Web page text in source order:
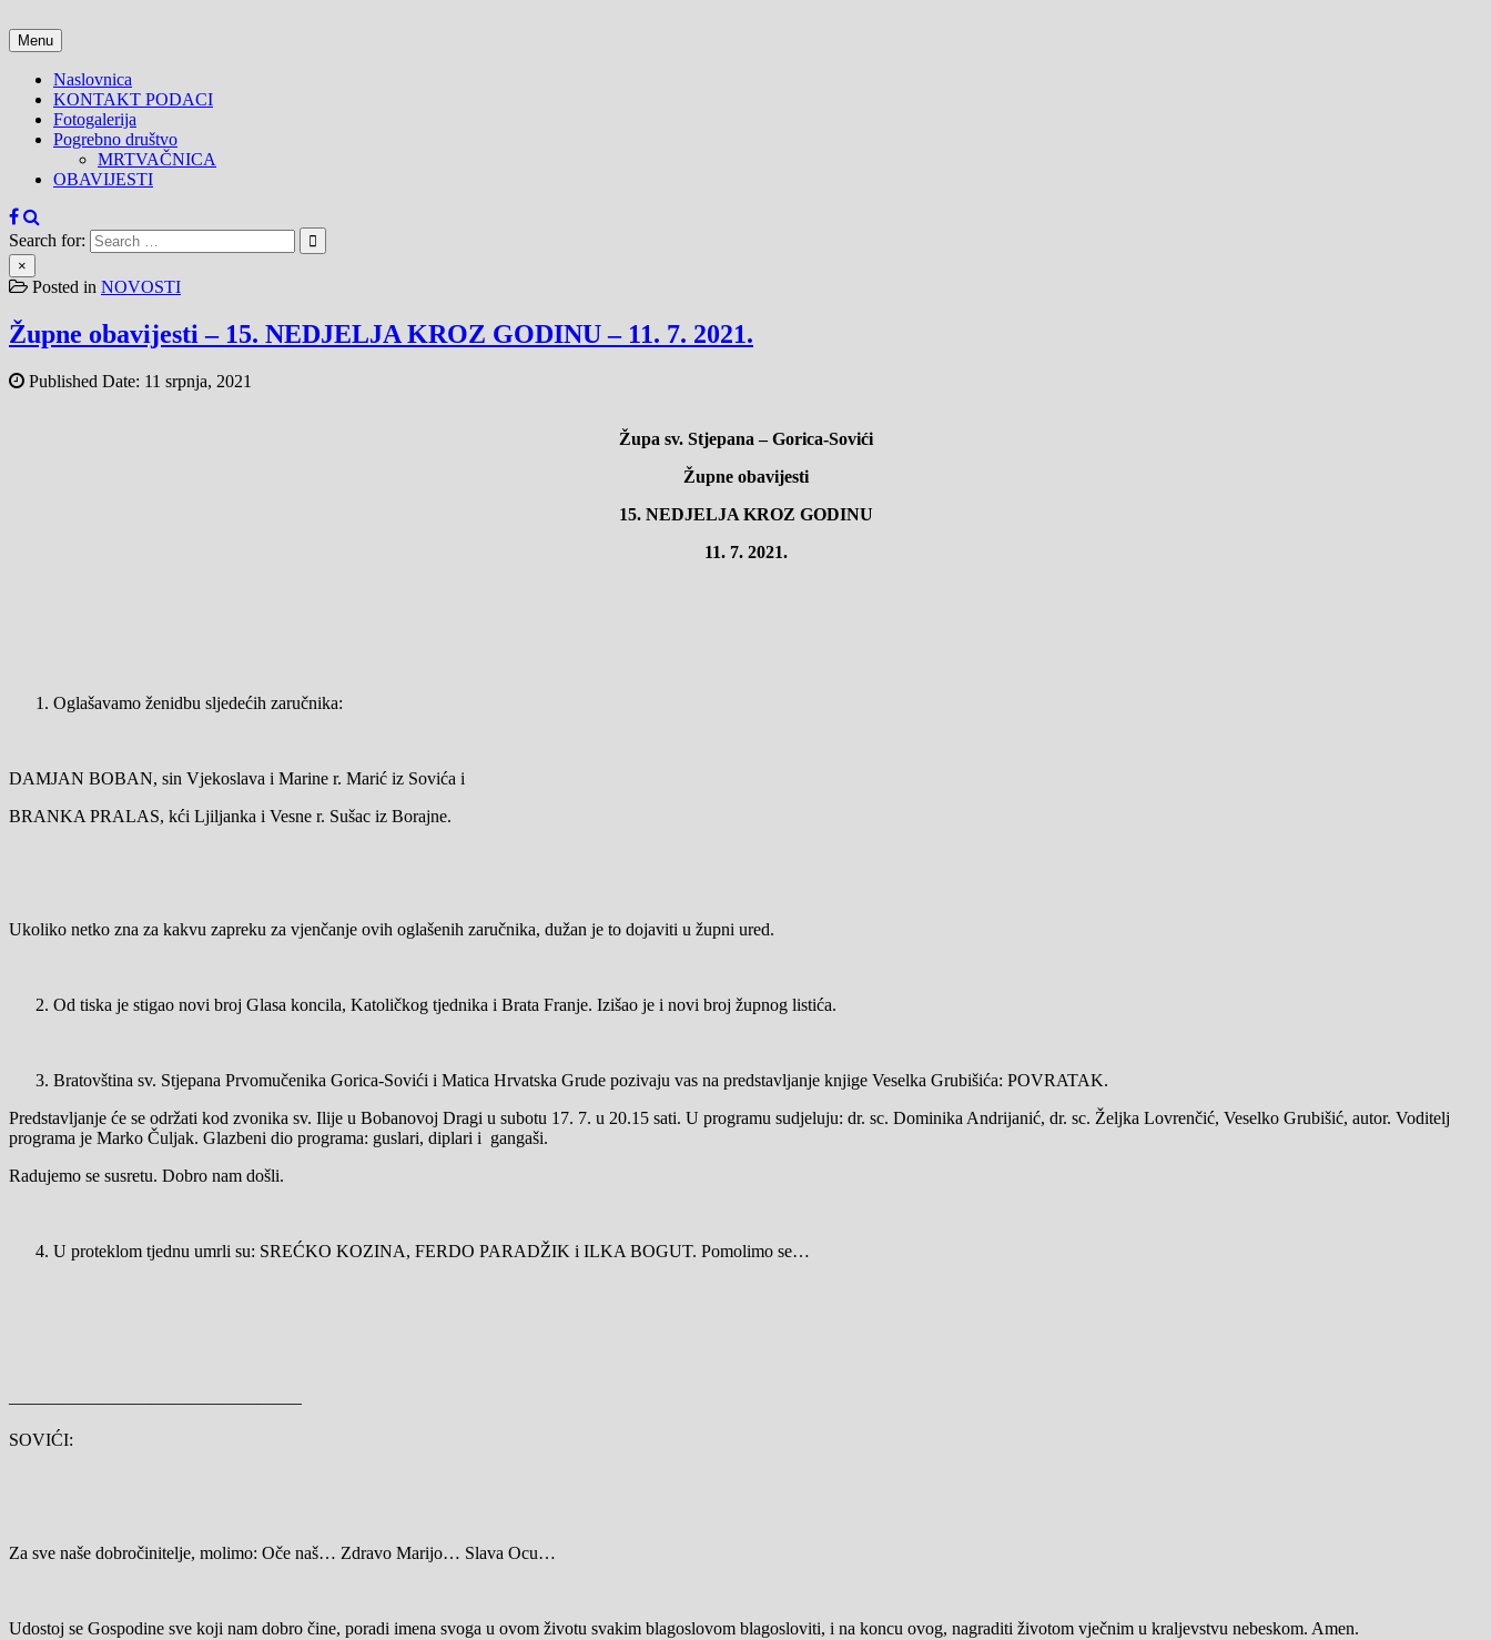
to
content
Menu
Naslovnica
KONTAKT PODACI
Fotogalerija
Pogrebno društvo
MRTVAČNICA
OBAVIJESTI
Search for:
×
Posted in NOVOSTI
Župne obavijesti – 15. NEDJELJA KROZ GODINU – 11. 7. 2021.
Published Date: 11 srpnja, 2021
Župa sv. Stjepana – Gorica-Sovići
Župne obavijesti
15. NEDJELJA KROZ GODINU
11. 7. 2021.
Oglašavamo ženidbu sljedećih zaručnika:
DAMJAN BOBAN, sin Vjekoslava i Marine r. Marić iz Sovića i
BRANKA PRALAS, kći Ljiljanka i Vesne r. Sušac iz Borajne.
Ukoliko netko zna za kakvu zapreku za vjenčanje ovih oglašenih zaručnika, dužan je to dojaviti u župni ured.
Od tiska je stigao novi broj Glasa koncila, Katoličkog tjednika i Brata Franje. Izišao je i novi broj župnog listića.
Bratovština sv. Stjepana Prvomučenika Gorica-Sovići i Matica Hrvatska Grude pozivaju vas na predstavljanje knjige Veselka Grubišića: POVRATAK.
Predstavljanje će se održati kod zvonika sv. Ilije u Bobanovoj Dragi u subotu 17. 7. u 20.15 sati. U programu sudjeluju: dr. sc. Dominika Andrijanić, dr. sc. Željka Lovrenčić, Veselko Grubišić, autor. Voditelj
programa je Marko Čuljak. Glazbeni dio programa: guslari, diplari i gangaši.
Radujemo se susretu. Dobro nam došli.
U proteklom tjednu umrli su: SREĆKO KOZINA, FERDO PARADŽIK i ILKA BOGUT. Pomolimo se…
————————————————–
SOVIĆI:
Za sve naše dobročinitelje, molimo: Oče naš… Zdravo Marijo… Slava Ocu…
Udostoj se Gospodine sve koji nam dobro čine, poradi imena svoga u ovom životu svakim blagoslovom blagosloviti, i na koncu ovog, nagraditi životom vječnim u kraljevstvu nebeskom. Amen.